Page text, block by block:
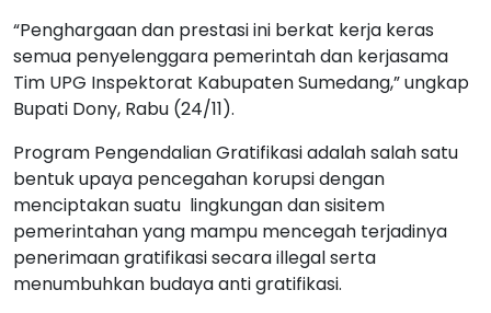
“Penghargaan dan prestasi ini berkat kerja keras
semua penyelenggara pemerintah dan kerjasama
Tim UPG Inspektorat Kabupaten Sumedang,” ungkap
Bupati Dony, Rabu (24/11).
Program Pengendalian Gratifikasi adalah salah satu
bentuk upaya pencegahan korupsi dengan
menciptakan suatu lingkungan dan sisitem
pemerintahan yang mampu mencegah terjadinya
penerimaan gratifikasi secara illegal serta
menumbuhkan budaya anti gratifikasi.